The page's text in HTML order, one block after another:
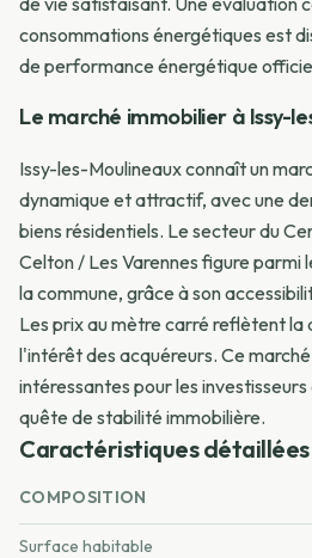
consommations énergétiques est
de performance énergétique
Le marché immobilier à Issy-
Issy-les-Moulineaux connaît un
dynamique et attractif, avec une
biens résidentiels. Le secteur du
Celton / Les Varennes figure parmi
la commune, grâce à son
Les prix au mètre carré reflètent
l'intérêt des acquéreurs. Ce
intéressantes pour les
quête de stabilité immobilière.
Caractéristiques détaillées
COMPOSITION
Surface habitable